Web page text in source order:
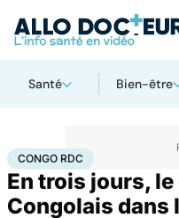
Santé Bien-être
AccueilSantéMaladies Maladies
CONGO RDC
En trois jours,
Congolais dans